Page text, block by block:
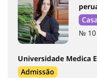
№ 10
Universidade Medica
Admissão